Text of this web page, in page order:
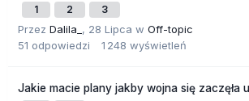
1 2 3
Przez Dalila_ , 28 Lipca w Off-topic
51 odpowiedzi 1 248 wyświetleń
Jakie macie plany jakby wojna się zaczęła